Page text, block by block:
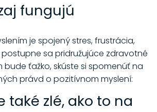
fungujú
je spojený stres, frustrácia,
sa pridružujúce zdravotné
bude ťažko, skúste si spomenúť na
právd o pozitívnom myslení:
také zlé, ako to na